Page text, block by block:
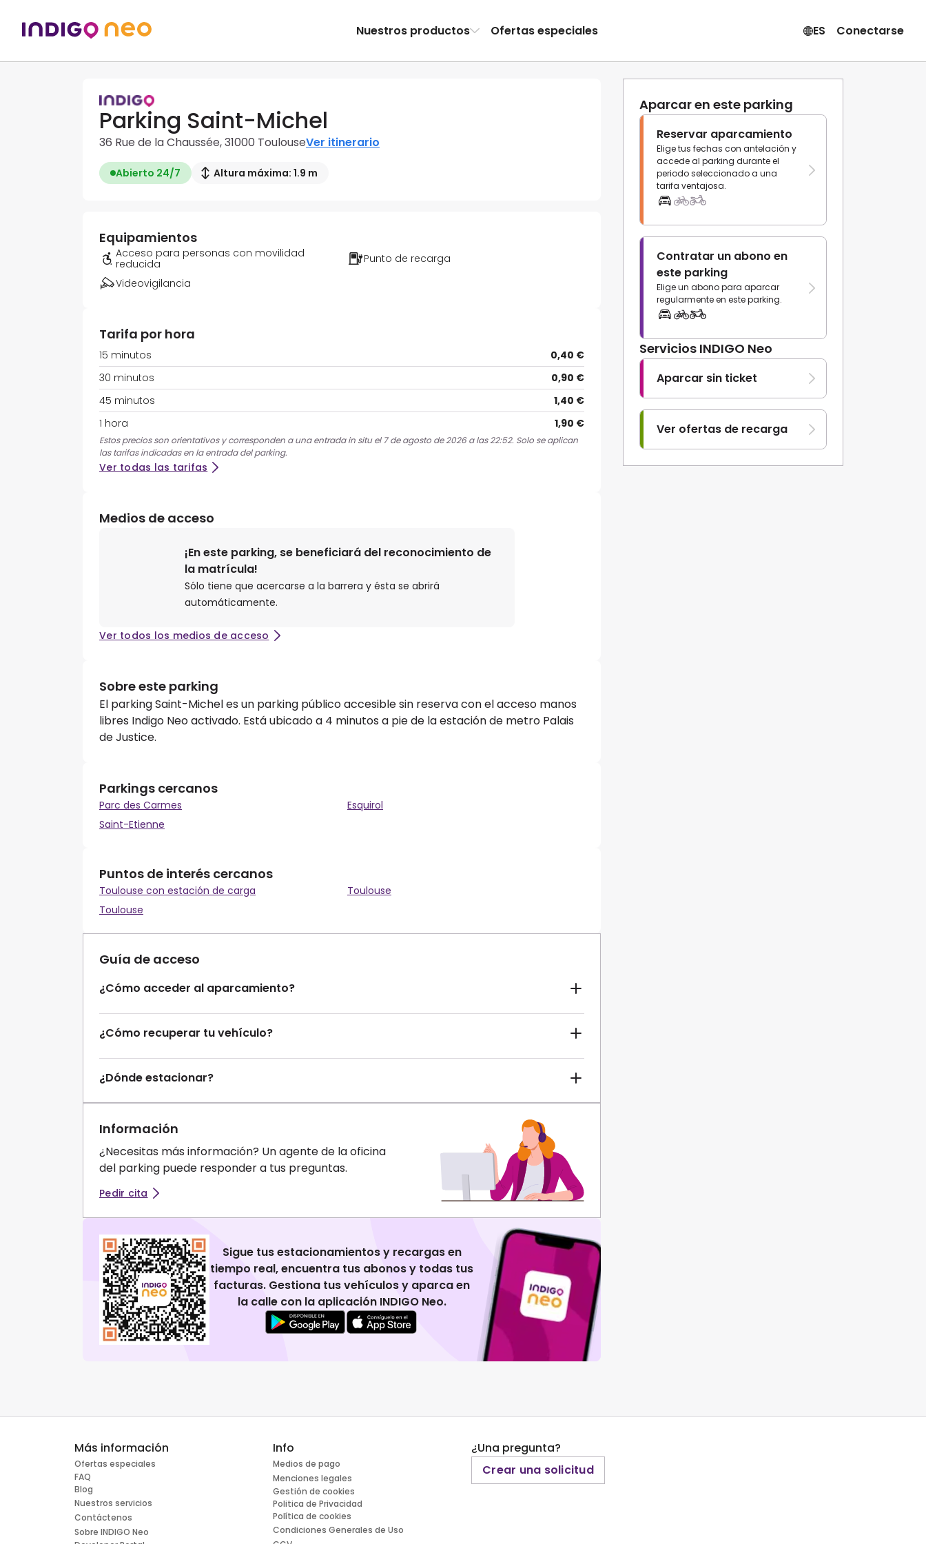
Nuestros productos Ofertas especiales ES Conectarse
Parking Saint-Michel
36 Rue de la Chaussée, 31000 ToulouseVer itinerario
Abierto 24/7 Altura máxima: 1.9 m
Aparcar en este parking
Reservar aparcamiento
Elige tus fechas con antelación y
accede al parking durante el
periodo seleccionado a una
tarifa ventajosa.
Contratar un abono en
este parking
Elige un abono para aparcar
regularmente en este parking.
Servicios INDIGO Neo
Aparcar sin ticket
Ver ofertas de recarga
Equipamientos
Acceso para personas con movilidad
reducida
Punto de recarga
Videovigilancia
Tarifa por hora
15 minutos
0,40 €
30 minutos
0,90 €
45 minutos
1,40 €
1 hora
1,90 €
Estos precios son orientativos y corresponden a una entrada in situ el 7 de agosto de 2026 a las 22:52. Solo se aplican
las tarifas indicadas en la entrada del parking.
Ver todas las tarifas
Medios de acceso
¡En este parking, se beneficiará del reconocimiento de
la matrícula!
Sólo tiene que acercarse a la barrera y ésta se abrirá
automáticamente.
Ver todos los medios de acceso
Sobre este parking
El parking Saint-Michel es un parking público accesible sin reserva con el acceso manos
libres Indigo Neo activado. Está ubicado a 4 minutos a pie de la estación de metro Palais
de Justice.
Parkings cercanos
Parc des Carmes
Esquirol
Saint-Etienne
Puntos de interés cercanos
Toulouse con estación de carga
Toulouse
Toulouse
Guía de acceso
¿Cómo acceder al aparcamiento?
¿Cómo recuperar tu vehículo?
¿Dónde estacionar?
Información
¿Necesitas más información? Un agente de la oficina
del parking puede responder a tus preguntas.
Pedir cita
Sigue tus estacionamientos y recargas en
tiempo real, encuentra tus abonos y todas tus
facturas. Gestiona tus vehículos y aparca en
la calle con la aplicación INDIGO Neo.
Más información
Ofertas especiales
FAQ
Blog
Nuestros servicios
Contáctenos
Sobre INDIGO Neo
Info
Medios de pago
Menciones legales
Gestión de cookies
Politica de Privacidad
Política de cookies
Condiciones Generales de Uso
¿Una pregunta?
Crear una solicitud